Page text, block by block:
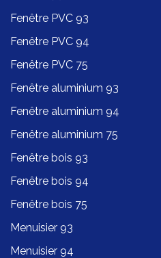
Fenêtre PVC 93
Fenêtre PVC 94
Fenêtre PVC 75
Fenêtre aluminium 93
Fenêtre aluminium 94
Fenêtre aluminium 75
Fenêtre bois 93
Fenêtre bois 94
Fenêtre bois 75
Menuisier 93
Menuisier 94